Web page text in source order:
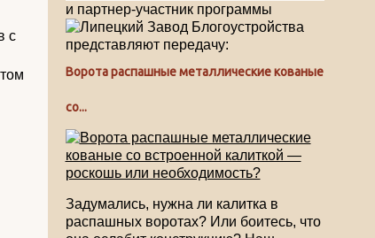
с
и партнер-участник программы
представляют передачу:
Ворота распашные металлические кованые
со...
Задумались, нужна ли калитка в
распашных воротах? Или боитесь, что